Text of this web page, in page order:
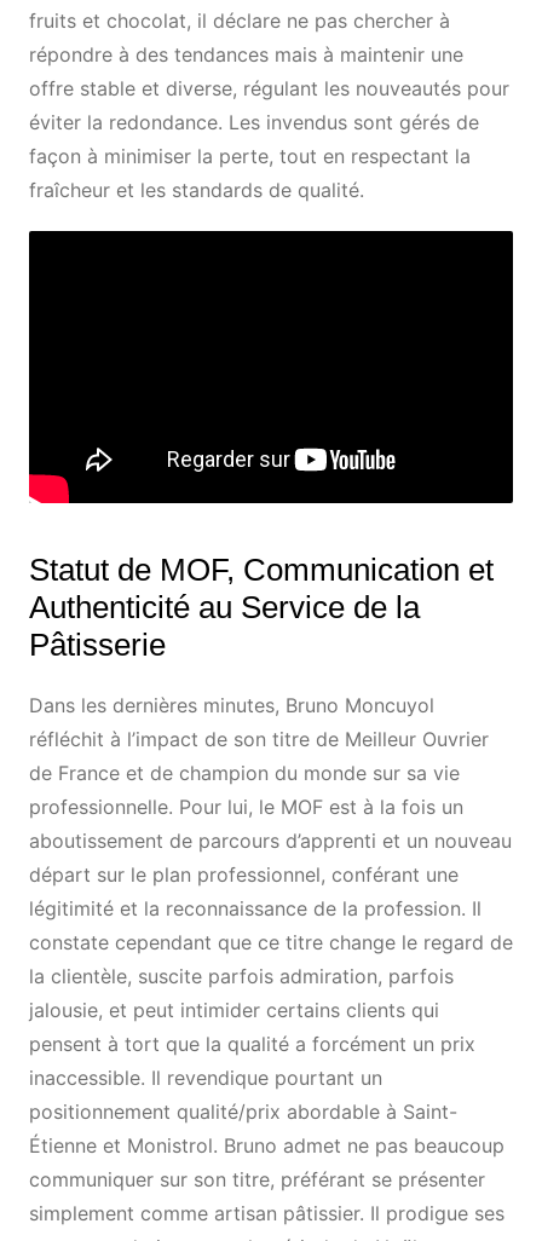
fruits et chocolat, il déclare ne pas chercher à
répondre à des tendances mais à maintenir une
offre stable et diverse, régulant les nouveautés pour
éviter la redondance. Les invendus sont gérés de
façon à minimiser la perte, tout en respectant la
fraîcheur et les standards de qualité.
Statut de MOF, Communication et
Authenticité au Service de la
Pâtisserie
Dans les dernières minutes, Bruno Moncuyol
réfléchit à l’impact de son titre de Meilleur Ouvrier
de France et de champion du monde sur sa vie
professionnelle. Pour lui, le MOF est à la fois un
aboutissement de parcours d’apprenti et un nouveau
départ sur le plan professionnel, conférant une
légitimité et la reconnaissance de la profession. Il
constate cependant que ce titre change le regard de
la clientèle, suscite parfois admiration, parfois
jalousie, et peut intimider certains clients qui
pensent à tort que la qualité a forcément un prix
inaccessible. Il revendique pourtant un
positionnement qualité/prix abordable à Saint-
Étienne et Monistrol. Bruno admet ne pas beaucoup
communiquer sur son titre, préférant se présenter
simplement comme artisan pâtissier. Il prodigue ses